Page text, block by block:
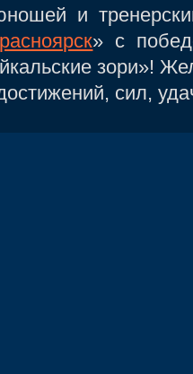
и тренерский
» с
зори»!
сил,